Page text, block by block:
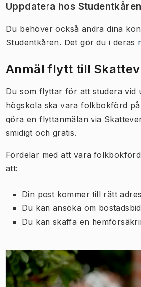
Uppdatera hos Studentkåren
Du behöver också ändra dina
Studentkåren. Det gör du i deras
Anmäl flytt till
Du som flyttar för att studera vid
högskola ska vara folkbokförd
göra en flyttanmälan via
smidigt och gratis.
Fördelar med att vara
att:
Din post kommer till rätt
Du kan ansöka om
Du kan skaffa en
(Öppnas i ny flik)